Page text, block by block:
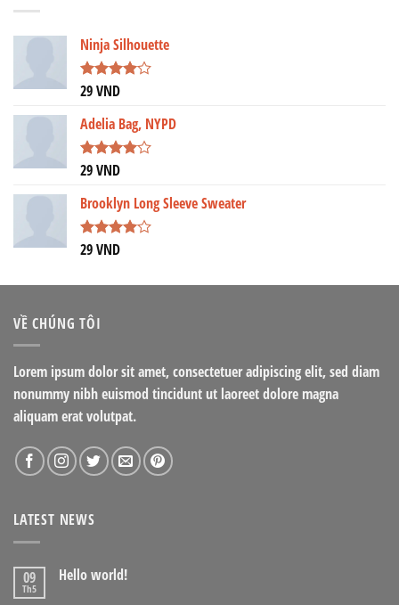
Ninja Silhouette
Được
4.005
sao
29VND
Adelia Bag, NYPD
Được
4.00
5
sao
29VND
Brooklyn Long Sleeve Sweater
Được
29VND
VỀ CHÚNG TÔI
Lorem ipsum dolor sit amet, consectetuer adipiscing elit, sed diam
nonummy nibh euismod tincidunt ut laoreet dolore magna
aliquam erat volutpat.
LATEST NEWS
09
Th5
Hello world!